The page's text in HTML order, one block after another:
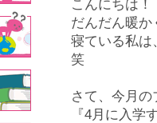
こんにちは！
だんだん暖
寝ている私は
笑
さて、今月
『4月に入